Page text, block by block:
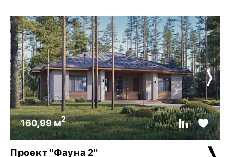
160,99 м2
Проект "Фауна 2"